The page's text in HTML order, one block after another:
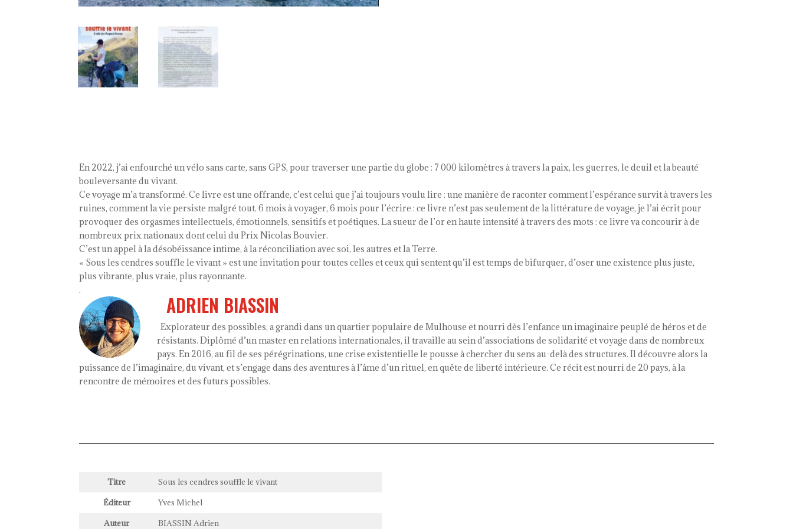
En 2022, j’ai enfourché un vélo sans carte, sans GPS, pour traverser une partie du globe : 7 000 kilomètres à travers la paix, les guerres, le deuil et la beauté
bouleversante du vivant.
Ce voyage m’a transformé. Ce livre est une offrande, c’est celui que j’ai toujours voulu lire : une manière de raconter comment l’espérance survit à travers les
ruines, comment la vie persiste malgré tout. 6 mois à voyager, 6 mois pour l’écrire : ce livre n’est pas seulement de la littérature de voyage, je l’ai écrit pour
provoquer des orgasmes intellectuels, émotionnels, sensitifs et poétiques. La sueur de l’or en haute intensité à travers des mots : ce livre va concourir à de
nombreux prix nationaux dont celui du Prix Nicolas Bouvier.
C’est un appel à la désobéissance intime, à la réconciliation avec soi, les autres et la Terre.
« Sous les cendres souffle le vivant » est une invitation pour toutes celles et ceux qui sentent qu’il est temps de bifurquer, d’oser une existence plus juste,
plus vibrante, plus vraie, plus rayonnante.
.
ADRIEN BIASSIN
Explorateur des possibles, a grandi dans un quartier populaire de Mulhouse et nourri dès l’enfance un imaginaire peuplé de héros et de
résistants. Diplômé d’un master en relations internationales, il travaille au sein d’associations de solidarité et voyage dans de nombreux
pays. En 2016, au fil de ses pérégrinations, une crise existentielle le pousse à chercher du sens au-delà des structures. Il découvre alors la
puissance de l’imaginaire, du vivant, et s’engage dans des aventures à l’âme d’un rituel, en quête de liberté intérieure. Ce récit est nourri de 20 pays, à la
rencontre de mémoires et des futurs possibles.
Titre
Sous les cendres souffle le vivant
Éditeur
Yves Michel
Auteur
BIASSIN Adrien